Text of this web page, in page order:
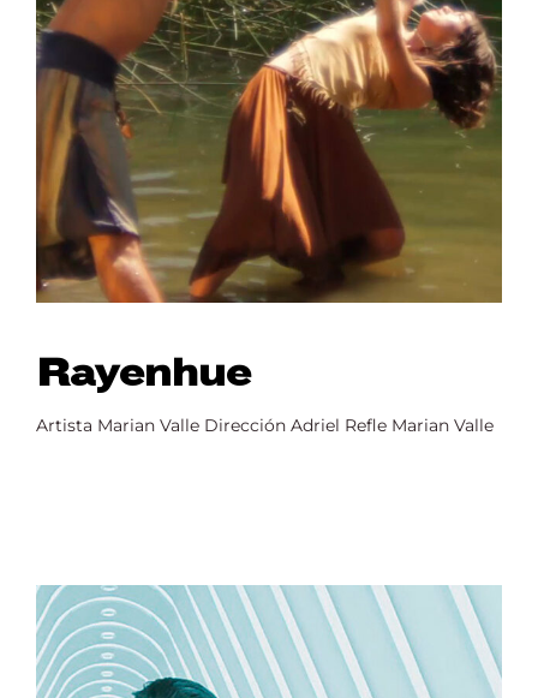
Rayenhue
Artista Marian Valle Dirección Adriel Refle Marian Valle